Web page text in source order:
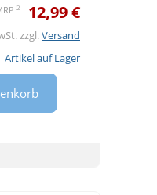
2 12,99 €
zzgl.Versand
Artikel auf Lager